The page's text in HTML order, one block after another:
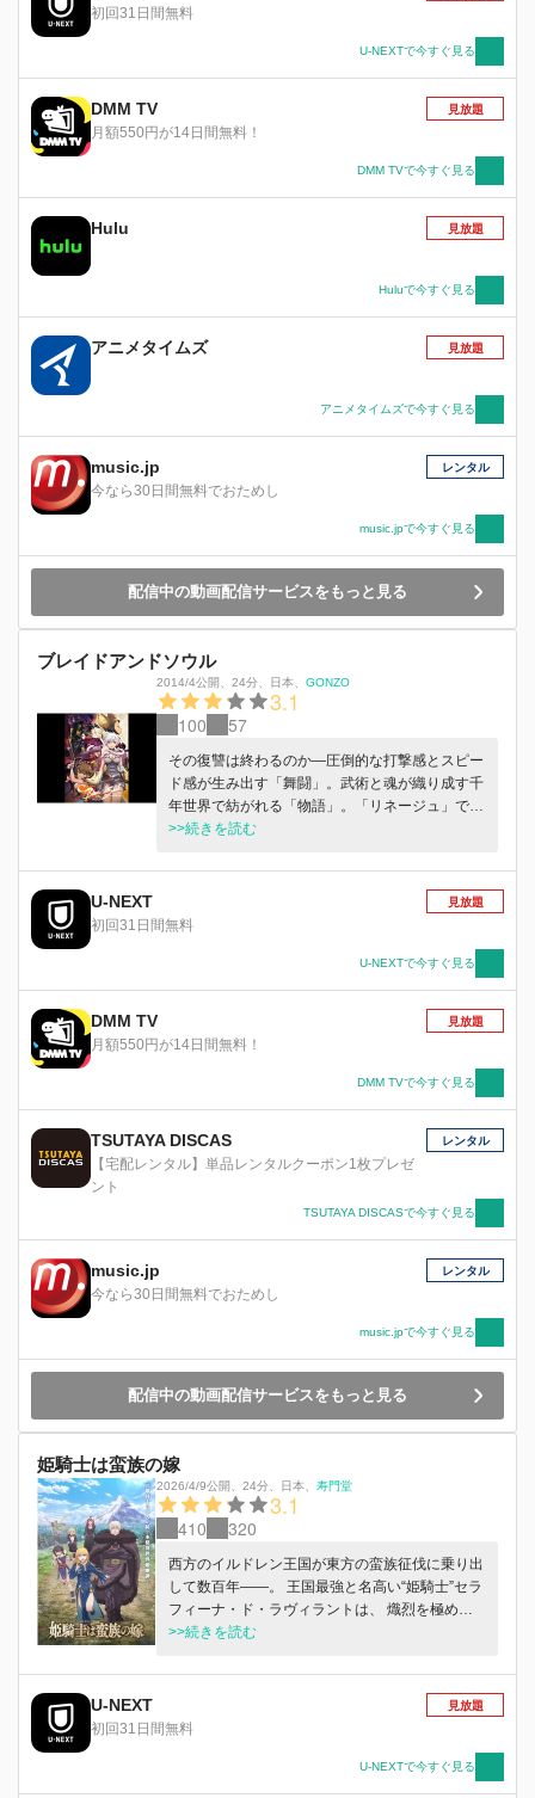
初回31日間無料
U-NEXTで今すぐ見る
DMM TV
月額550円が14日間無料！
見放題
DMM TVで今すぐ見る
Hulu 見放題
Huluで今すぐ見る
アニメタイムズ 見放題
アニメタイムズで今すぐ見る
music.jp
今なら30日間無料でおためし
レンタル
music.jpで今すぐ見る
配信中の動画配信サービスをもっと見る
ブレイドアンドソウル
2014/4公開 24分 日本 GONZO
3.1
100 57
その復讐は終わるのか―圧倒的な打撃感とスピー
ド感が生み出す「舞闘」。武術と魂が織り成す千
年世界で紡がれる「物語」。「リネージュ」で知
られる、エヌシージャパンが贈る超大型オンライ
開始と同時期にアニメ化！
>>続きを読む
U-NEXT
初回31日間無料
見放題
U-NEXTで今すぐ見る
DMM TV
月額550円が14日間無料！
見放題
DMM TVで今すぐ見る
TSUTAYA DISCAS
【宅配レンタル】単品レンタルクーポン1枚プレゼ
ント
レンタル
TSUTAYA DISCASで今すぐ見る
music.jp
今なら30日間無料でおためし
レンタル
music.jpで今すぐ見る
配信中の動画配信サービスをもっと見る
姫騎士は蛮族の嫁
2026/4/9公開 24分 日本 寿門堂
3.1
410 320
西方のイルドレン王国が東方の蛮族征伐に乗り出
して数百年――。 王国最強と名高い“姫騎士”セラ
フィーナ・ド・ラヴィラントは、 熾烈を極める
東方征伐にて蛮族に敗れ、捕虜となってしまう。
るのは陵辱の日々。 ……ではなく、蛮族王ヴェ
ーオルとの結婚だった！ 熱烈に求婚されながら
も、セラフィーナは強靱な意志で拒絶。 しか
ーオルの素顔が、セラフィーナの心に変化を与え
ていき……！？ 姫騎士 vs. 蛮族王、元敵同士が紡
>>続きを読む
U-NEXT
初回31日間無料
見放題
U-NEXTで今すぐ見る